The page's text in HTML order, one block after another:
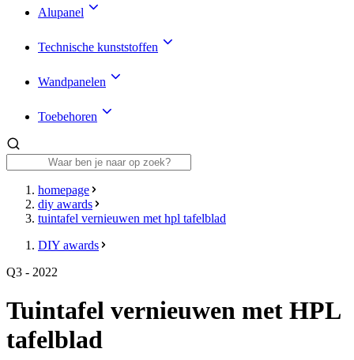
Alupanel
Technische kunststoffen
Wandpanelen
Toebehoren
homepage
diy awards
tuintafel vernieuwen met hpl tafelblad
DIY awards
Q3 - 2022
Tuintafel vernieuwen met HPL
tafelblad